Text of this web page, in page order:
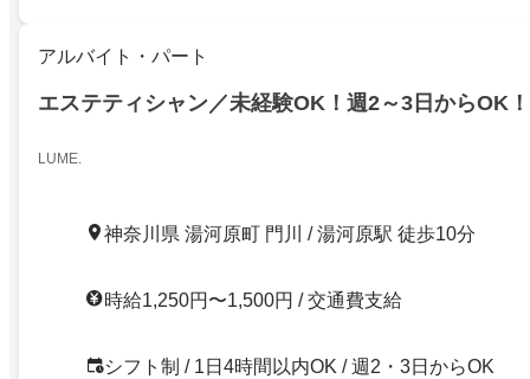
アルバイト・パート
エステティシャン／未経験OK！週2～3日からOK
LUME.
神奈川県 湯河原町 門川 / 湯河原駅 徒歩10分
時給1,250円〜1,500円 / 交通費支給
シフト制 / 1日4時間以内OK / 週2・3日からOK